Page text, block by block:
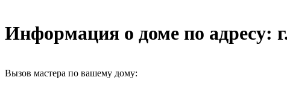
Информация о доме по адресу:
Вызов мастера по вашему дому: